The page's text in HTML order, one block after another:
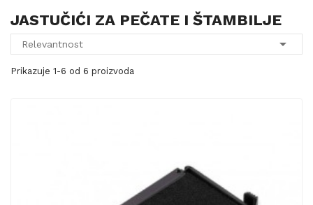
JASTUČIĆI ZA PEČATE I ŠTAMBILJE
Relevantnost 
Prikazuje 1-6 od 6 proizvoda